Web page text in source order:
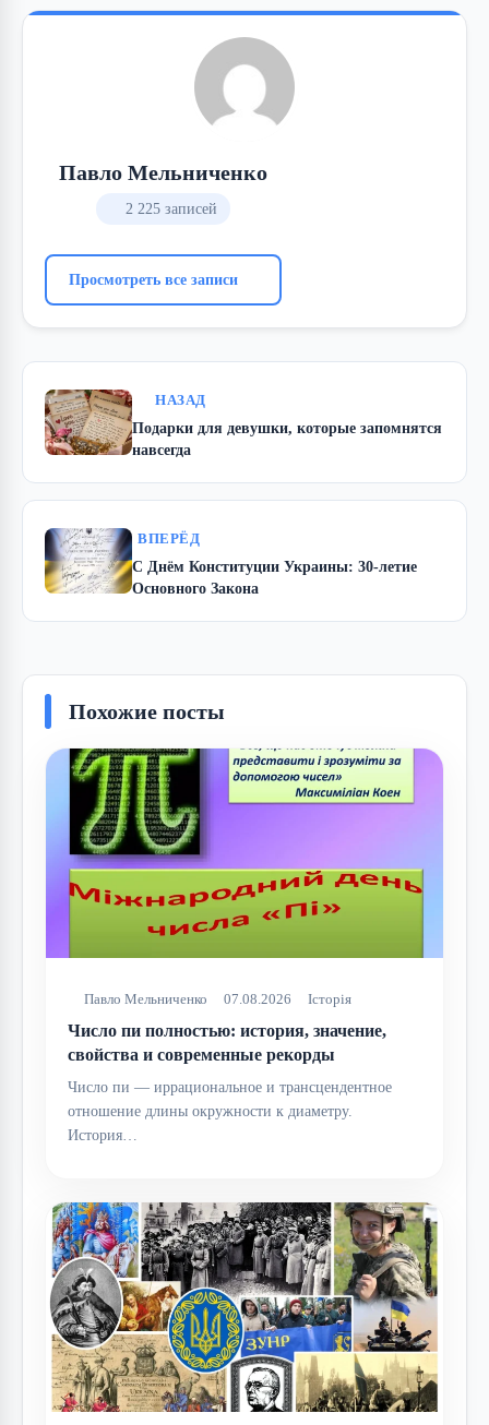
Павло Мельниченко
2 225 записей
Просмотреть все записи
НАЗАД
Подарки для девушки, которые запомнятся
навсегда
ВПЕРЁД
С Днём Конституции Украины: 30-летие
Основного Закона
Похожие посты
Павло Мельниченко 07.08.2026 Історія
Число пи полностью: история, значение,
свойства и современные рекорды
Число пи — иррациональное и трансцендентное
отношение длины окружности к диаметру.
История…